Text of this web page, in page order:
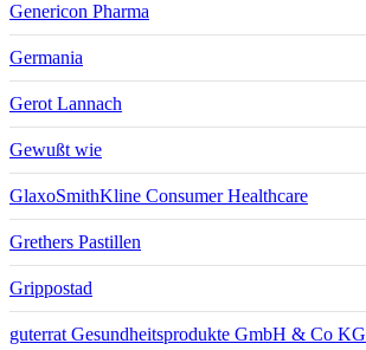
Genericon Pharma
Germania
Gerot Lannach
Gewußt wie
GlaxoSmithKline Consumer Healthcare
Grethers Pastillen
Grippostad
guterrat Gesundheitsprodukte GmbH & Co KG